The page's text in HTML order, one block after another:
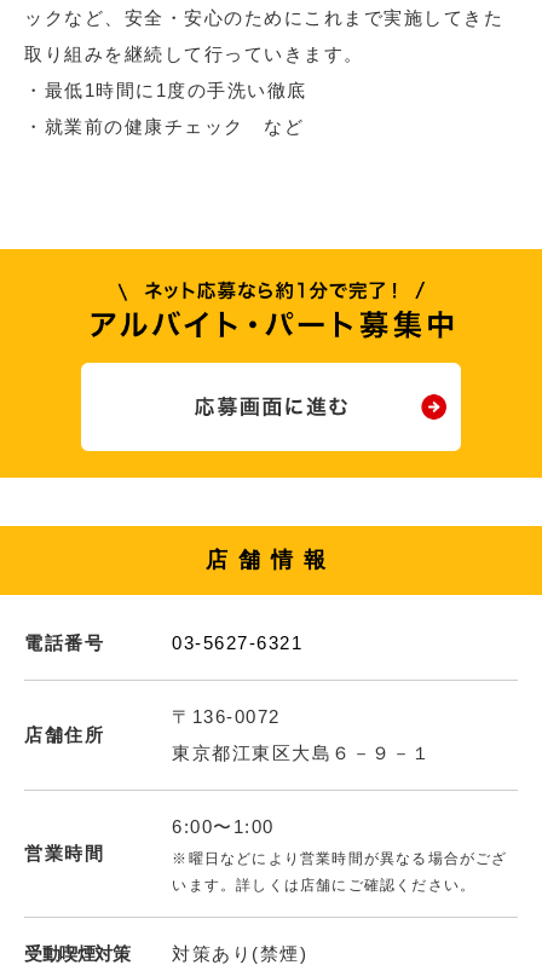
ックなど、安全・安心のためにこれまで実施してきた
取り組みを継続して行っていきます。
・最低1時間に1度の手洗い徹底
・就業前の健康チェック など
店舗情報
電話番号 03-5627-6321
店舗住所
〒136-0072
東京都江東区大島６－９－１
営業時間
6:00〜1:00
※曜日などにより営業時間が異なる場合がござ
います。詳しくは店舗にご確認ください。
受動喫煙対策 対策あり(禁煙)